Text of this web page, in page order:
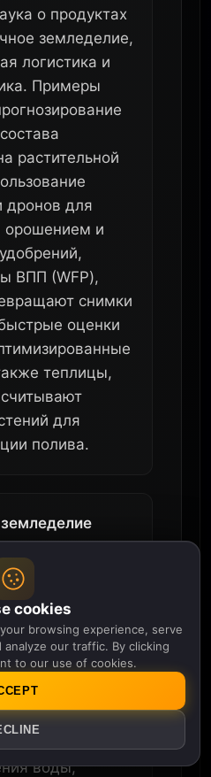
о продуктах
земледелие,
логистика и
Примеры
растительной
дронов для
орошением и
ВПП (WFP),
снимки
оценки
теплицы,
для
полива.
доступ
фермеров?
данные со
и
воды,
cookies
browsing experience, serve
our traffic. By clicking
to our use of cookies.